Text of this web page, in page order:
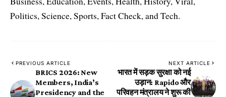
Politics, Science, Sports, Fact Check, and Tech.
PREVIOUS ARTICLE
BRICS 2026: New
Members, India’s
Presidency and the
NEXT ARTICLE
भारत में सड़क सुरक्षा को नई
उड़ान: Rapido और
परिवहन मंत्रालय ने शुरू की